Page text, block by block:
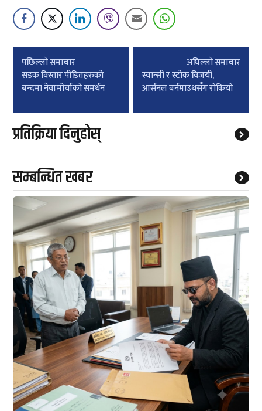
Post
navigation
पछिल्लाे समाचार
सडक विस्तार पीडितहरुको
बन्दमा नेवाःमोर्चाको समर्थन
अघिल्लाे समाचार
स्वान्सी र स्टोक विजयी,
आर्सनल बर्नमाउथसँग रोकियो
प्रतिक्रिया दिनुहोस्
सम्बन्धित खबर